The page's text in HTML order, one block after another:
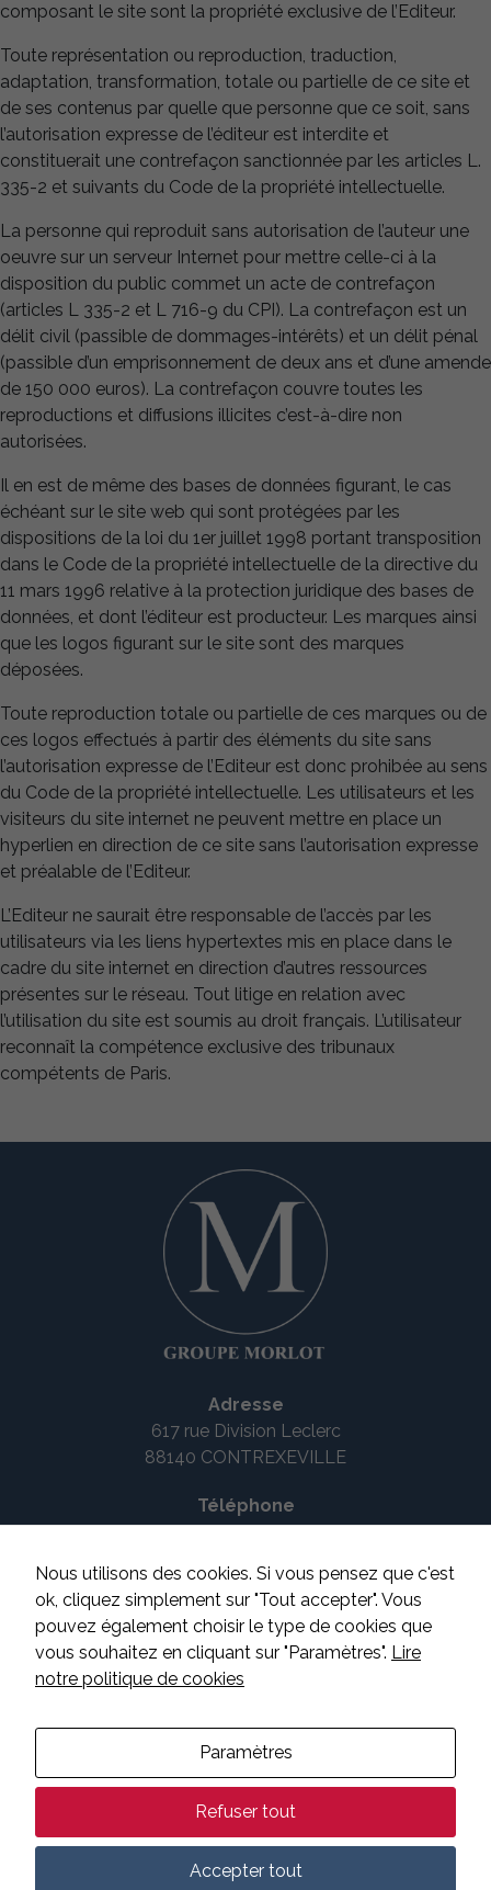
composant le site sont la propriété exclusive de l’Editeur.
Toute représentation ou reproduction, traduction,
adaptation, transformation, totale ou partielle de ce site et
de ses contenus par quelle que personne que ce soit, sans
l’autorisation expresse de l’éditeur est interdite et
constituerait une contrefaçon sanctionnée par les articles L.
335-2 et suivants du Code de la propriété intellectuelle.
La personne qui reproduit sans autorisation de l’auteur une
oeuvre sur un serveur Internet pour mettre celle-ci à la
disposition du public commet un acte de contrefaçon
(articles L 335-2 et L 716-9 du CPI). La contrefaçon est un
délit civil (passible de dommages-intérêts) et un délit pénal
(passible d’un emprisonnement de deux ans et d’une amende
de 150 000 euros). La contrefaçon couvre toutes les
reproductions et diffusions illicites c’est-à-dire non
autorisées.
Il en est de même des bases de données figurant, le cas
échéant sur le site web qui sont protégées par les
dispositions de la loi du 1er juillet 1998 portant transposition
dans le Code de la propriété intellectuelle de la directive du
11 mars 1996 relative à la protection juridique des bases de
données, et dont l’éditeur est producteur. Les marques ainsi
que les logos figurant sur le site sont des marques
déposées.
Toute reproduction totale ou partielle de ces marques ou de
ces logos effectués à partir des éléments du site sans
l’autorisation expresse de l’Editeur est donc prohibée au sens
du Code de la propriété intellectuelle. Les utilisateurs et les
visiteurs du site internet ne peuvent mettre en place un
hyperlien en direction de ce site sans l’autorisation expresse
et préalable de l’Editeur.
L’Editeur ne saurait être responsable de l’accès par les
utilisateurs via les liens hypertextes mis en place dans le
cadre du site internet en direction d’autres ressources
présentes sur le réseau. Tout litige en relation avec
l’utilisation du site est soumis au droit français. L’utilisateur
reconnaît la compétence exclusive des tribunaux
compétents de Paris.
Adresse
617 rue Division Leclerc
88140 CONTREXEVILLE
Téléphone
03 29 08 14 53
Suivez-nous
Mentions légales
Plan du site
Nous utilisons des cookies. Si vous pensez que c'est
ok, cliquez simplement sur "Tout accepter". Vous
pouvez également choisir le type de cookies que
vous souhaitez en cliquant sur "Paramètres". Lire
notre politique de cookies
Paramètres
Refuser tout
Accepter tout
Nécessaire
facultatifs. Ils
nécessaires au
fonctionnement
du site.
nous
améliorer la
fonctionnalité
et la
structure du
site Web, en
fonction de
Experience
Afin que notre
site Web
mieux lors de
votre visite. Si
vous refusez
certaines
disparaîtront
du site.
En partageant
comportement
lorsque vous
visitez notre
site, vous
augmentez
contenu et
des offres